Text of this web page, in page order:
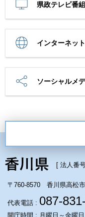
県政テレビ番組
インターネッ
ソーシャルメ
[ 法人番
〒760-8570 香川県高松
代表電話 : 087-
開庁時間 : 月曜日～金曜